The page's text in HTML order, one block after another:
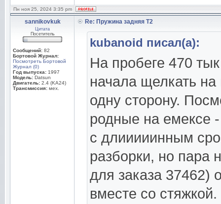
Пн ноя 25, 2024 3:35 pm
sannikovkuk
Цитата
Посетитель
Сообщений: 82
Бортовой Журнал:
Посмотреть Бортовой
Журнал (0)
Год выпуска: 1997
Модель: Datsun
Двигатель: 2.4 (KA24)
Трансмиссия: мех.
Re: Пружина задняя Т2
kubanoid писал(а):
На пробеге 470
начала щелкать на
одну сторону.
родные на емексе
с длииииинным
разборки, но пара
для заказа 37462)
вместе со